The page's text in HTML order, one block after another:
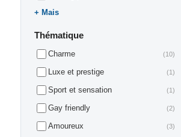
Mais
Thématique
Charme (10)
Luxe et prestige (1)
Sport et sensation (1)
Gay friendly (2)
Amoureux (3)